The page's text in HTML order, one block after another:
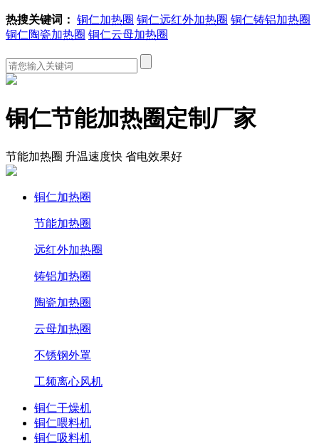
热搜关键词： 铜仁加热圈 铜仁远红外加热圈 铜仁铸铝加热圈
铜仁陶瓷加热圈 铜仁云母加热圈
铜仁节能加热圈定制厂家
节能加热圈 升温速度快 省电效果好
铜仁加热圈
节能加热圈
远红外加热圈
铸铝加热圈
陶瓷加热圈
云母加热圈
不锈钢外罩
工频离心风机
铜仁干燥机
铜仁喂料机
铜仁吸料机